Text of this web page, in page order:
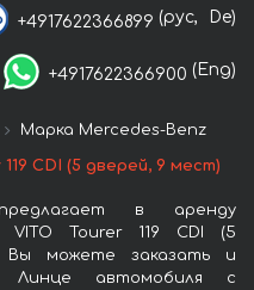
+4917622366899 (рус, De)
+4917622366900 (Eng)
Марка Mercedes-Benz
CDI (5 дверей, 9 мест)
в аренду
VITO Tourer 119 CDI (5
можете заказать и
Линце автомобиля с